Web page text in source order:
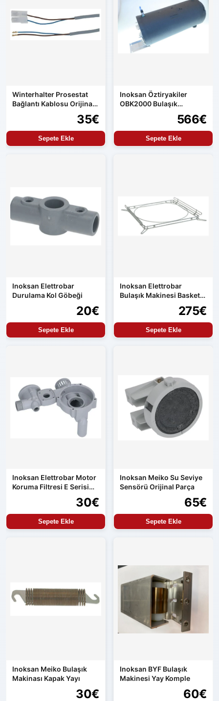
Winterhalter Prosestat
Bağlantı Kablosu Orijinal
35€
Sepete Ekle
Inoksan Öztiryakiler
OBK2000 Bulaşık
566€
Sepete Ekle
Inoksan Elettrobar
Durulama Kol Göbeği
20€
Sepete Ekle
Inoksan Elettrobar
Bulaşık Makinesi Basket
275€
Sepete Ekle
Inoksan Elettrobar Motor
Koruma Filtresi E Serisi
30€
Sepete Ekle
Inoksan Meiko Su Seviye
Sensörü Orijinal Parça
65€
Sepete Ekle
Inoksan Meiko Bulaşık
Makinası Kapak Yayı
30€
Inoksan BYF Bulaşık
Makinesi Yay Komple
60€